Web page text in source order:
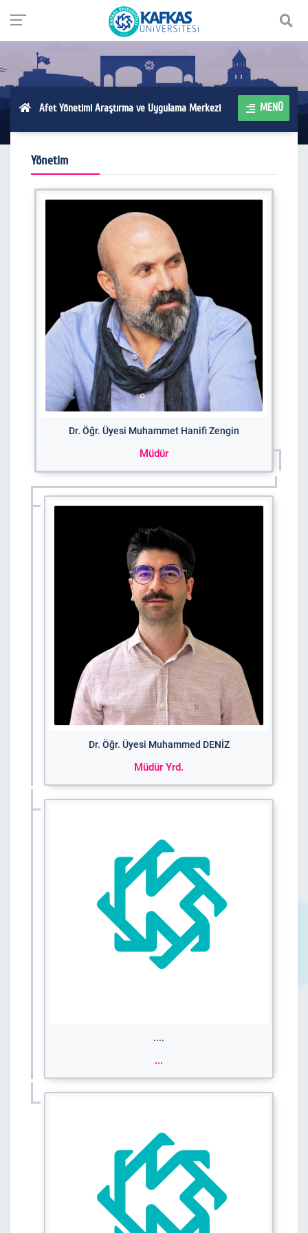
Afet Yönetimi Araştırma ve Uygulama Merkezi MENÜ
Yönetim
Dr. Öğr. Üyesi Muhammet Hanifi Zengin
Müdür
Dr. Öğr. Üyesi Muhammed DENİZ
Müdür Yrd.
....
...